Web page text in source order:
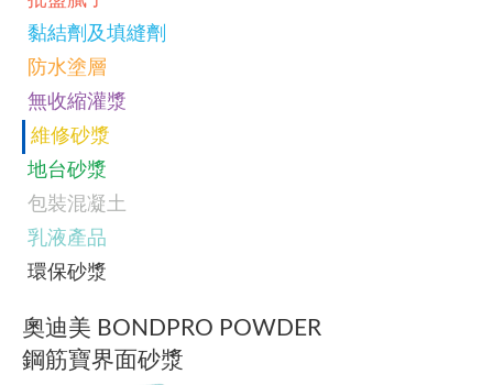
黏結劑及填縫劑
防水塗層
無收縮灌漿
維修砂漿
地台砂漿
包裝混凝土
乳液產品
環保砂漿
奧迪美 BONDPRO POWDER
鋼筋寶界面砂漿